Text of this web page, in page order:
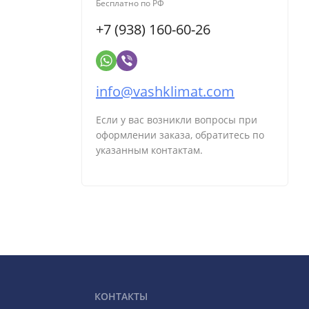
Бесплатно по РФ
+7 (938) 160-60-26
info@vashklimat.com
Если у вас возникли вопросы при
оформлении заказа, обратитесь по
указанным контактам.
КОНТАКТЫ